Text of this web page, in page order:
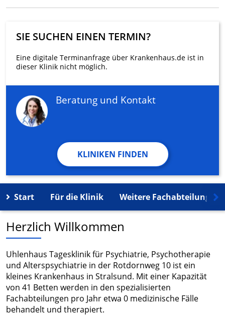
SIE SUCHEN EINEN TERMIN?
Eine digitale Terminanfrage über Krankenhaus.de ist in
dieser Klinik nicht möglich.
Beratung und Kontakt
KLINIKEN FINDEN
Start Für die Klinik Weitere Fachabteilungen
Herzlich Willkommen
Uhlenhaus Tagesklinik für Psychiatrie, Psychotherapie
und Alterspsychiatrie in der Rotdornweg 10 ist ein
kleines Krankenhaus in Stralsund. Mit einer Kapazität
von 41 Betten werden in den spezialisierten
Fachabteilungen pro Jahr etwa 0 medizinische Fälle
behandelt und therapiert.